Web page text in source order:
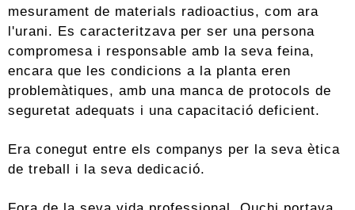
mesurament de materials radioactius, com ara
l'urani. Es caracteritzava per ser una persona
compromesa i responsable amb la seva feina,
encara que les condicions a la planta eren
problemàtiques, amb una manca de protocols de
seguretat adequats i una capacitació deficient.
Era conegut entre els companys per la seva ètica
de treball i la seva dedicació.